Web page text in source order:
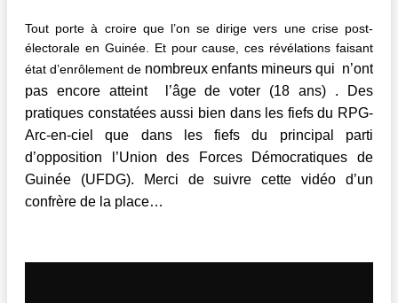
Tout porte à croire que l’on se dirige vers une crise post-
électorale en Guinée. Et pour cause, ces révélations faisant
état d’enrôlement de nombreux enfants mineurs qui n’ont
pas encore atteint l’âge de voter (18 ans) . Des
pratiques constatées aussi bien dans les fiefs du RPG-
Arc-en-ciel que dans les fiefs du principal parti
d’opposition l’Union des Forces Démocratiques de
Guinée (UFDG). Merci de suivre cette vidéo d’un
confrère de la place…